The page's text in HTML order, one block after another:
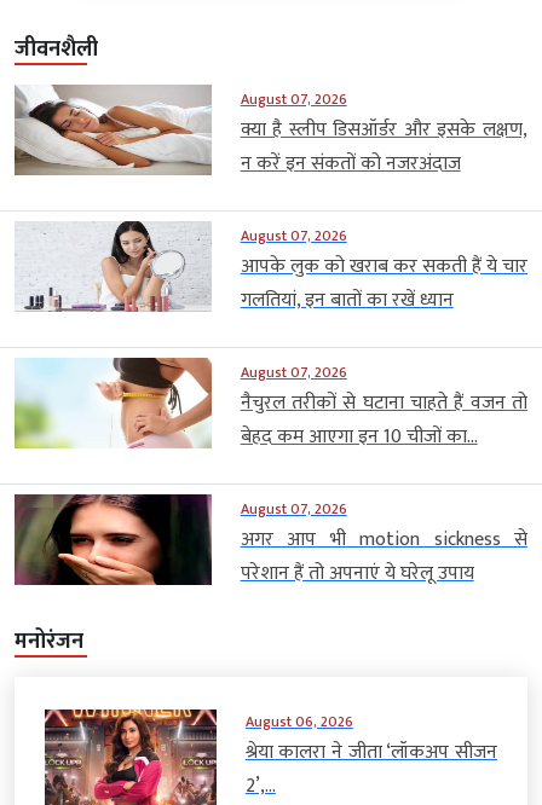
जीवनशैली
August 07, 2026
क्या है स्लीप डिसऑर्डर और इसके लक्षण,
न करें इन संकतों को नजरअंदाज
August 07, 2026
आपके लुक को खराब कर सकती हैं ये चार
गलतियां, इन बातों का रखें ध्यान
August 07, 2026
नैचुरल तरीकों से घटाना चाहते हैं वजन तो
बेहद कम आएगा इन 10 चीजों का...
August 07, 2026
अगर आप भी motion sickness से
परेशान हैं तो अपनाएं ये घरेलू उपाय
मनोरंजन
August 06, 2026
श्रेया कालरा ने जीता ‘लॉकअप सीजन
2’,...